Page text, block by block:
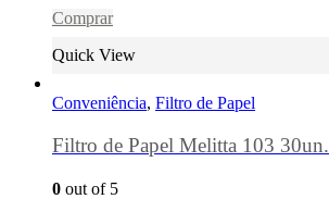
Comprar
Quick View
Conveniência, Filtro de Papel
Filtro de Papel Melitta 103 30un.
0 out of 5